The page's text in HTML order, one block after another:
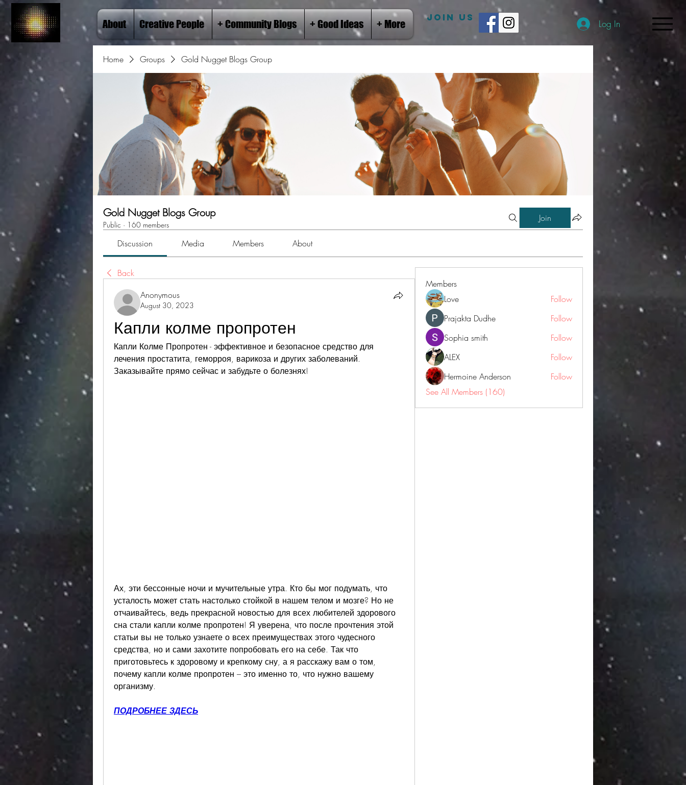
About Creative People + Community Blogs + Good Ideas + More
JOIN US
Log In
Home Groups Gold Nugget Blogs Group
Gold Nugget Blogs Group
Public · 160 members
Join
Discussion Media Members About
Back
Anonymous
August 30, 2023
Капли колме пропротен
Капли Колме Пропротен - эффективное и безопасное средство для
лечения простатита, геморроя, варикоза и других заболеваний.
Заказывайте прямо сейчас и забудьте о болезнях!
Ах, эти бессонные ночи и мучительные утра. Кто бы мог подумать, что
усталость может стать настолько стойкой в нашем телом и мозге? Но не
отчаивайтесь, ведь прекрасной новостью для всех любителей здорового
сна стали капли колме пропротен! Я уверена, что после прочтения этой
статьи вы не только узнаете о всех преимуществах этого чудесного
средства, но и сами захотите попробовать его на себе. Так что
приготовьтесь к здоровому и крепкому сну, а я расскажу вам о том,
почему капли колме пропротен – это именно то, что нужно вашему
организму.
ПОДРОБНЕЕ ЗДЕСЬ
Members
Love
Follow
Prajakta Dudhe
Follow
Sophia smith
Follow
ALEX
Follow
Hermoine Anderson
Follow
See All Members (160)